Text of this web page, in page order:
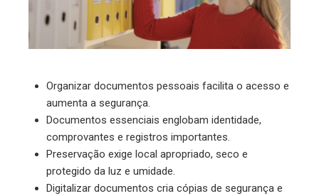
Organizar documentos pessoais facilita o acesso e
aumenta a segurança.
Documentos essenciais englobam identidade,
comprovantes e registros importantes.
Preservação exige local apropriado, seco e
protegido da luz e umidade.
Digitalizar documentos cria cópias de segurança e